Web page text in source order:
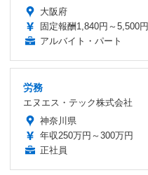
大阪府
固定報酬1,840円～5,500円
アルバイト・パート
労務
エヌエス・テック株式会社
神奈川県
年収250万円～300万円
正社員